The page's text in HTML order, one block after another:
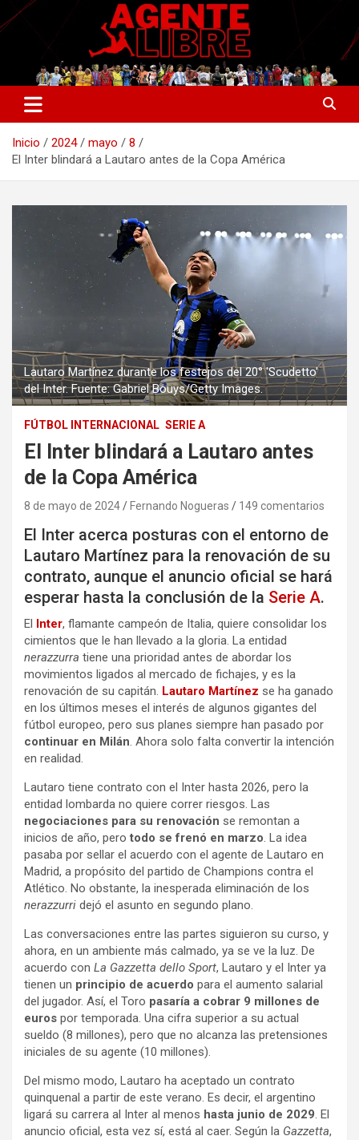
Saltar
al
Agente Libre Digital
La nueva generación del periodismo deportivo.
Inicio 2024 mayo
8
El Inter blindará a Lautaro antes de la Copa América
Lautaro Martínez durante los festejos del 20° 'Scudetto'
del Inter. Fuente: Gabriel Bouys/Getty Images.
FÚTBOL INTERNACIONAL SERIE A
El Inter blindará a Lautaro antes
de la Copa América
8 de mayo de 2024 Fernando Nogueras 149 comentarios
El Inter acerca posturas con el entorno de
Lautaro Martínez para la renovación de su
contrato, aunque el anuncio oficial se hará
esperar hasta la conclusión de la Serie A.
El Inter, flamante campeón de Italia, quiere consolidar los
cimientos que le han llevado a la gloria. La entidad
nerazzurra tiene una prioridad antes de abordar los
movimientos ligados al mercado de fichajes, y es la
renovación de su capitán. Lautaro Martínez se ha ganado
en los últimos meses el interés de algunos gigantes del
fútbol europeo, pero sus planes siempre han pasado por
continuar en Milán. Ahora solo falta convertir la intención
en realidad.
Lautaro tiene contrato con el Inter hasta 2026, pero la
entidad lombarda no quiere correr riesgos. Las
negociaciones para su renovación se remontan a
inicios de año, perotodo se frenó en marzo. La idea
pasaba por sellar el acuerdo con el agente de Lautaro en
Madrid, a propósito del partido de Champions contra el
Atlético. No obstante, la inesperada eliminación de los
nerazzurri dejó el asunto en segundo plano.
Las conversaciones entre las partes siguieron su curso, y
ahora, en un ambiente más calmado, ya se ve la luz. De
acuerdo con La Gazzetta dello Sport, Lautaro y el Inter ya
tienen un principio de acuerdo para el aumento salarial
del jugador. Así, el Toro pasaría a cobrar 9 millones de
euros por temporada. Una cifra superior a su actual
sueldo (8 millones), pero que no alcanza las pretensiones
iniciales de su agente (10 millones).
Del mismo modo, Lautaro ha aceptado un contrato
quinquenal a partir de este verano. Es decir, el argentino
ligará su carrera al Inter al menos hasta junio de 2029. El
anuncio oficial, esta vez sí, está al caer. Según la Gazzetta,